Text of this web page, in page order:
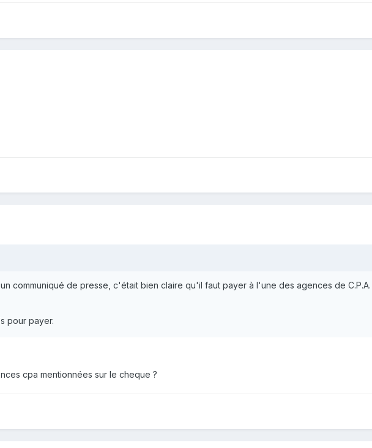
communiqué de presse, c'était bien claire qu'il faut payer à l'une des agences de C.P.A.
pour payer.
cpa mentionnées sur le cheque ?